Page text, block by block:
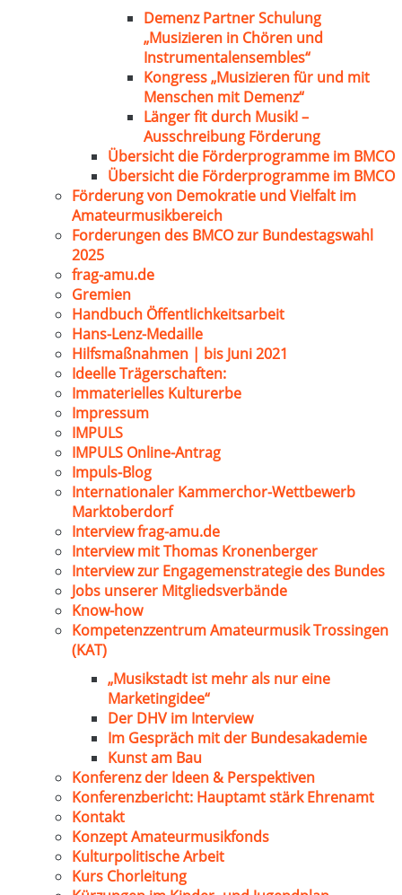
Demenz Partner Schulung
„Musizieren in Chören und
Instrumentalensembles“
Kongress „Musizieren für und mit
Menschen mit Demenz“
Länger fit durch Musik! –
Ausschreibung Förderung
Übersicht die Förderprogramme im BMCO
Übersicht die Förderprogramme im BMCO
Förderung von Demokratie und Vielfalt im
Amateurmusikbereich
Forderungen des BMCO zur Bundestagswahl
2025
frag-amu.de
Gremien
Handbuch Öffentlichkeitsarbeit
Hans-Lenz-Medaille
Hilfsmaßnahmen | bis Juni 2021
Ideelle Trägerschaften:
Immaterielles Kulturerbe
Impressum
IMPULS
IMPULS Online-Antrag
Impuls-Blog
Internationaler Kammerchor-Wettbewerb
Marktoberdorf
Interview frag-amu.de
Interview mit Thomas Kronenberger
Interview zur Engagemenstrategie des Bundes
Jobs unserer Mitgliedsverbände
Know-how
Kompetenzzentrum Amateurmusik Trossingen
(KAT)
„Musikstadt ist mehr als nur eine
Marketingidee“
Der DHV im Interview
Im Gespräch mit der Bundesakademie
Kunst am Bau
Konferenz der Ideen & Perspektiven
Konferenzbericht: Hauptamt stärk Ehrenamt
Kontakt
Konzept Amateurmusikfonds
Kulturpolitische Arbeit
Kurs Chorleitung